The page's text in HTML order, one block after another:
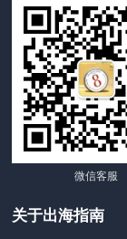
微信客服
关于出海指南